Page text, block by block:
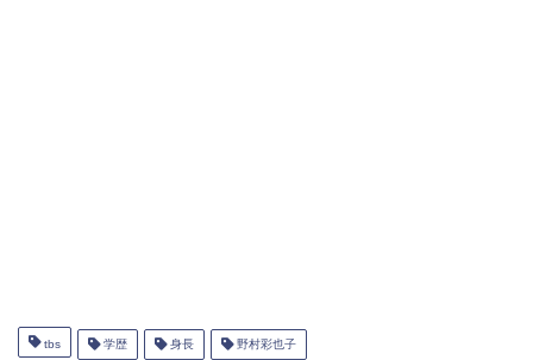
tbs 学歴 身長 野村彩也子